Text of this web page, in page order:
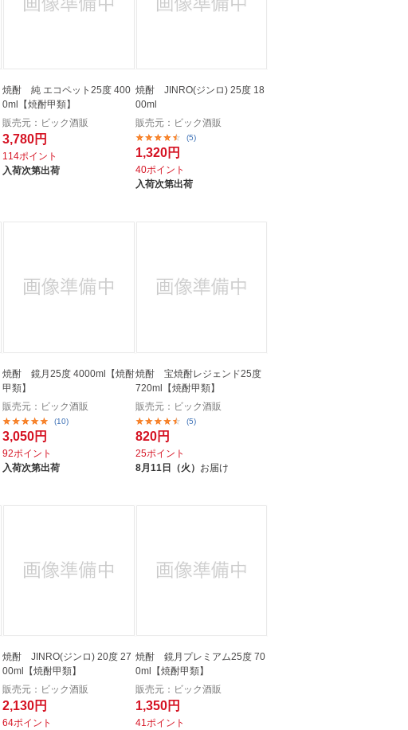
焼酎 純 エコペット25度 400
0ml【焼酎甲類】
販売元：ビック酒販
3,780円
114ポイント
入荷次第出荷
焼酎 JINRO(ジンロ) 25度 18
00ml
販売元：ビック酒販
(5)
1,320円
40ポイント
入荷次第出荷
焼酎 鏡月25度 4000ml【焼酎
甲類】
販売元：ビック酒販
(10)
3,050円
92ポイント
入荷次第出荷
焼酎 宝焼酎レジェンド25度
720ml【焼酎甲類】
販売元：ビック酒販
(5)
820円
25ポイント
8月11日（火） お届け
焼酎 JINRO(ジンロ) 20度 27
00ml【焼酎甲類】
販売元：ビック酒販
2,130円
64ポイント
焼酎 鏡月プレミアム25度 70
0ml【焼酎甲類】
販売元：ビック酒販
1,350円
41ポイント